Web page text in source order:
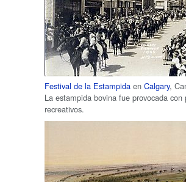
Festival de la Estampida en Calgary,
La estampida bovina fue provocada con
recreativos.